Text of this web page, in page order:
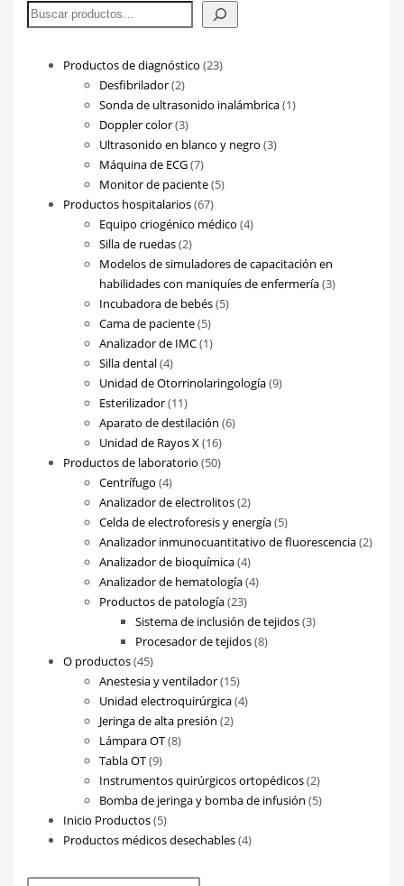
Buscar
Productos de diagnóstico 2323
Desfibrilador 22
productos
Sonda de ultrasonido inalámbrica 11
Doppler color 33
productos
Ultrasonido en blanco y negro 33
Máquina de ECG 77
productos
Monitor de paciente 55
Productos hospitalarios 6767
productos
Equipo criogénico médico 44
Silla de ruedas 22
productos
Modelos de simuladores de capacitación en
habilidades con maniquíes de enfermería 33
Incubadora de bebés 55
Cama de paciente 55
productos
Analizador de IMC 11
Silla dental 44
productos
Unidad de Otorrinolaringología 99
Esterilizador 1111
productos
Aparato de destilación 66
Unidad de Rayos X 1616
productos
Productos de laboratorio 5050
Centrífugo 44
productos
Analizador de electrolitos 22
productos
Celda de electroforesis y energía 55
productos
Analizador inmunocuantitativo de fluorescencia 22
Analizador de bioquímica 44
productos
Analizador de hematología 44
Productos de patología 2323
productos
Sistema de inclusión de tejidos 33
Procesador de tejidos 88
O productos 4545
productos
Anestesia y ventilador 1515
productos
Unidad electroquirúrgica 44
Jeringa de alta presión 22
Lámpara OT 88
Tabla OT 99
productos
Instrumentos quirúrgicos ortopédicos 22
productos
Bomba de jeringa y bomba de infusión 55
Inicio Productos 55
productos
Productos médicos desechables 44